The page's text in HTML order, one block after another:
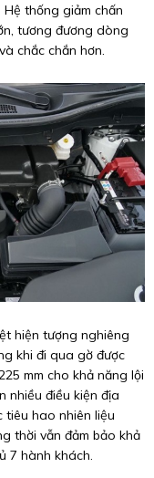
thống giảm chấn
tương đương dòng
chắc chắn hơn.
hiện tượng nghiêng
khi đi qua gờ được
mm cho khả năng lội
nhiều điều kiện địa
tiêu hao nhiên liệu
thời vẫn đảm bảo khả
7 hành khách.